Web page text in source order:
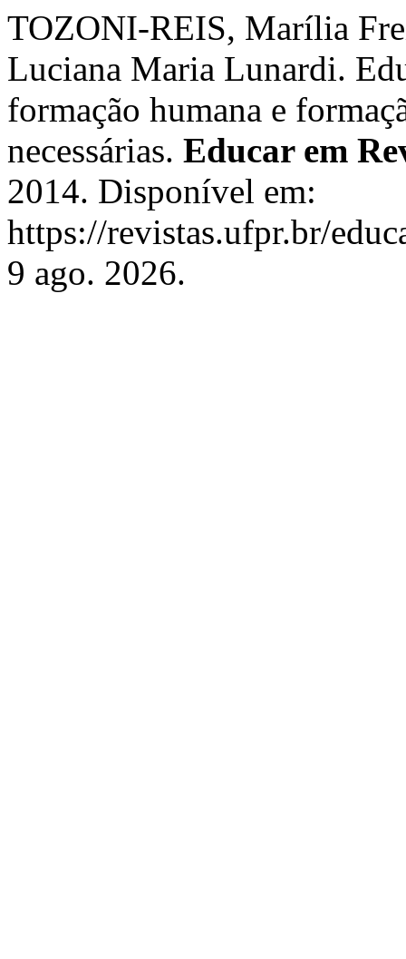
TOZONI-REIS, Marília
Luciana Maria Lunardi.
formação humana e
necessárias. Educar em
2014. Disponível em:
https://revistas.ufpr.br/
9 ago. 2026.